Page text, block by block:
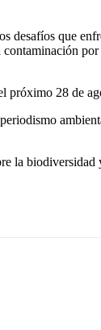
desafíos que
próximo 28 de
la biodiversidad